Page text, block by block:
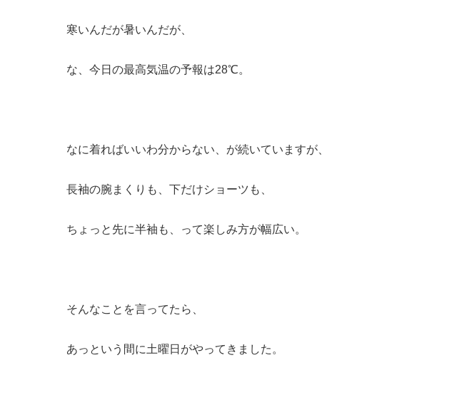
寒いんだが暑いんだが、
な、今日の最高気温の予報は28℃。
なに着ればいいわ分からない、が続いていますが、
長袖の腕まくりも、下だけショーツも、
ちょっと先に半袖も、って楽しみ方が幅広い。
そんなことを言ってたら、
あっという間に土曜日がやってきました。